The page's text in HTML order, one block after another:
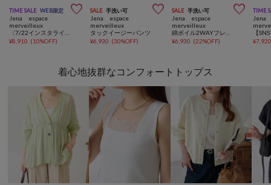
TIME SALE WEB限定 
Jena espace
merveilleux
¥8,910 (10%OFF)
SALE 手洗い可 
Jena espace
merveilleux
タックイージーパンツ
¥6,930 (30%OFF)
SALE 手洗い可 
Jena espace
merveilleux
¥6,930 (22%OFF)
TIME
Jena
¥
着心地抜群なコンフォートトップス